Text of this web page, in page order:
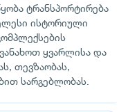
ტრანსპორტირება
ისტორიული
ყვარლისა და
თევზაობას,
სარგებლობას.